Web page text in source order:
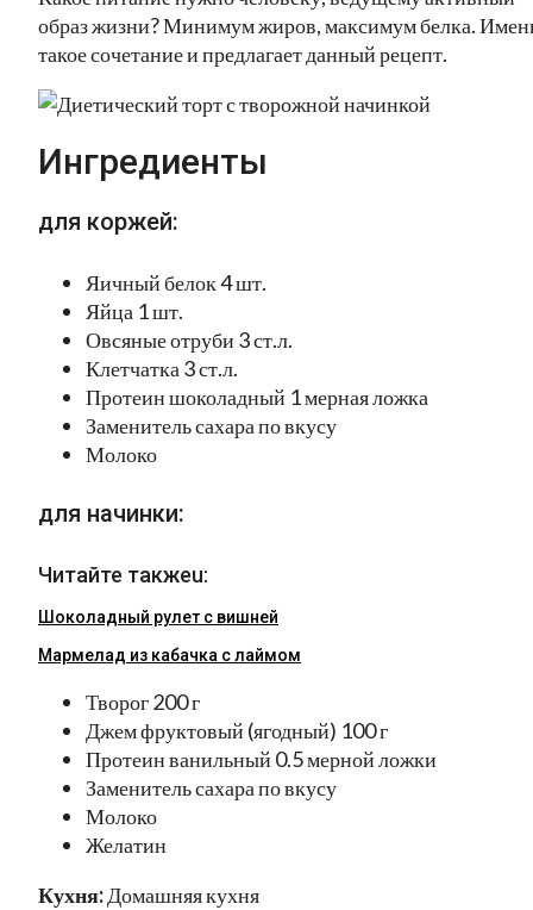
образ жизни? Минимум жиров, максимум белка.
такое сочетание и предлагает данный рецепт.
Ингредиенты
для коржей:
Яичный белок 4 шт.
Яйца 1 шт.
Овсяные отруби 3 ст.л.
Клетчатка 3 ст.л.
Протеин шоколадный 1 мерная ложка
Заменитель сахара по вкусу
Молоко
для начинки:
Читайте такжеu:
Шоколадный рулет с вишней
Мармелад из кабачка с лаймом
Творог 200 г
Джем фруктовый (ягодный) 100 г
Протеин ванильный 0.5 мерной ложки
Заменитель сахара по вкусу
Молоко
Желатин
Кухня: Домашняя кухня